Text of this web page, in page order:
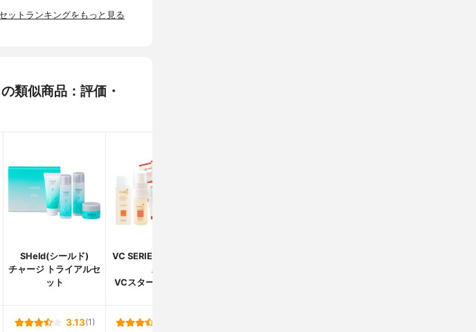
ットランキングをもっと見る
類似商品：評価・
SHeld(シールド)
チャージ トライアルセ
ット
VC SERIES(VCシリー
VCスターターセット
3.13(1)